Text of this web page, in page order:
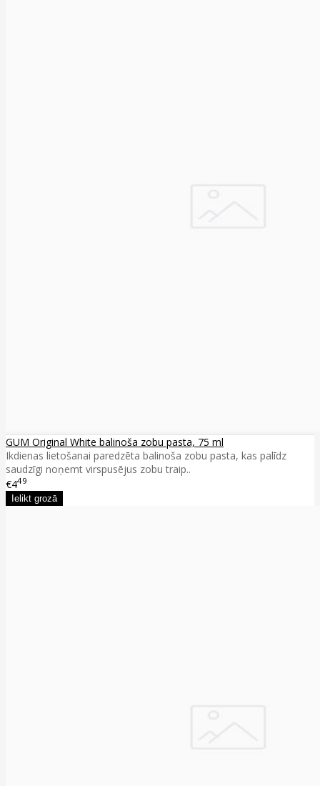
GUM Original White balinoša zobu pasta, 75 ml
Ikdienas lietošanai paredzēta balinoša zobu pasta, kas palīdz
saudzīgi noņemt virspusējus zobu traip..
€449